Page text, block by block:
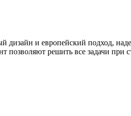
и европейский подход,
позволяют решить все задачи